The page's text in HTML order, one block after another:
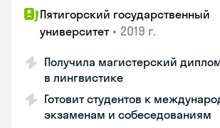
Пятигорский государственный
университет • 2019 г.
Получила магистерский
в лингвистике
Готовит студентов к
экзаменам и собеседованиям